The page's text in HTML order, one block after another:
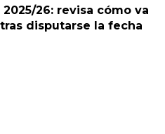
26: revisa cómo va
disputarse la fecha